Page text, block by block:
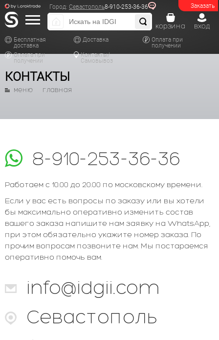
Заказать
Город: Севастополь8-910-253-36-36
Бесплатная
доставка
Доставка
Оплата при
получении
Оплата при
получении
Контакты/
Самовывоз
вход
корзина
КОНТАКТЫ
меню главная
8-910-253-36-36
Работаем с 10.00 до 20.00 по московскому времени.
Если у вас есть вопросы по заказу или вы хотели
бы максимально оперативно изменить состав
вашего заказа напишите нам заявку на WhatsApp,
при этом обязательно укажите номер заказа. По
прочим вопросам позвоните нам. Мы постараемся
оперативно помочь вам.
info@idgii.com
Севастополь